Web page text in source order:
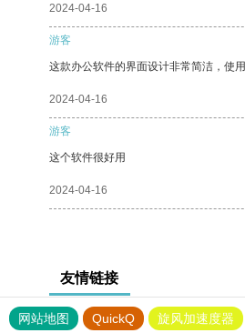
2024-04-16
游客
这款办公软件的界面设计非常简洁，使
2024-04-16
游客
这个软件很好用
2024-04-16
友情链接
网站地图 QuickQ 旋风加速度器